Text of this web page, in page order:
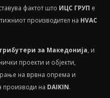
фактот што ИЦС ГРУП е
производител на HVAС
за Македонија, и
проекти и објекти,
на врвна опрема и
производи на DAIKIN.